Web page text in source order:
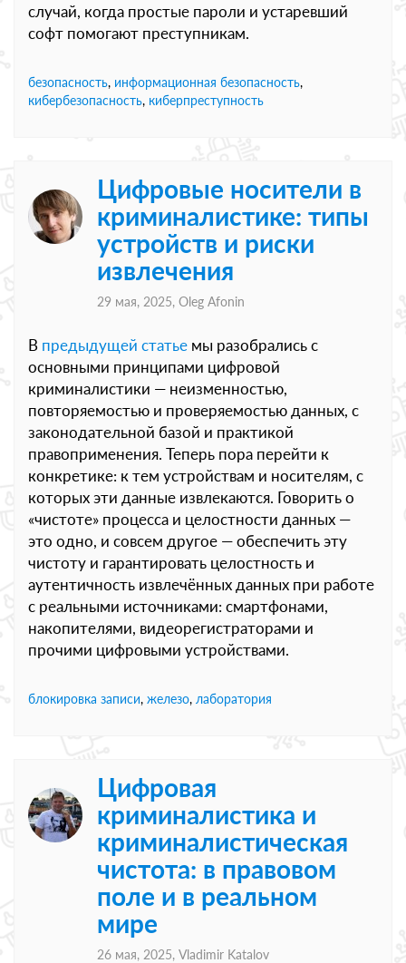
случай, когда простые пароли и устаревший
софт помогают преступникам.
безопасность, информационная безопасность,
кибербезопасность, киберпреступность
Цифровые носители в
криминалистике: типы
устройств и риски
извлечения
29 мая, 2025, Oleg Afonin
В предыдущей статье мы разобрались с
основными принципами цифровой
криминалистики — неизменностью,
повторяемостью и проверяемостью данных, с
законодательной базой и практикой
правоприменения. Теперь пора перейти к
конкретике: к тем устройствам и носителям, с
которых эти данные извлекаются. Говорить о
«чистоте» процесса и целостности данных —
это одно, и совсем другое — обеспечить эту
чистоту и гарантировать целостность и
аутентичность извлечённых данных при работе
с реальными источниками: смартфонами,
накопителями, видеорегистраторами и
прочими цифровыми устройствами.
блокировка записи, железо, лаборатория
Цифровая
криминалистика и
криминалистическая
чистота: в правовом
поле и в реальном
мире
26 мая, 2025, Vladimir Katalov